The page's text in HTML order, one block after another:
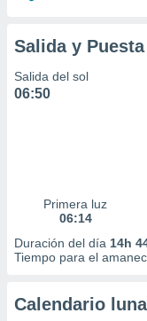
Salida y Puesta
Salida del sol
06:50
Primera luz
06:14
Duración del día 14h
Tiempo para el
Calendario